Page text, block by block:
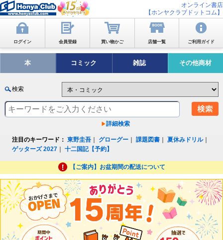
オンライン書店
【ホンヤクラブドットコム】
ログイン 会員登録 買い物かご 店舗一覧 ご利用ガイド
本 コミック 雑誌 その他商材
検索
詳細検索
注目のキーワード： 東野圭吾 グローグー ｜課題図書 ｜夏休みドリル｜
ゲッターズ 2027 ｜十二国記【予約】
【ご案内】お盆期間の配送について